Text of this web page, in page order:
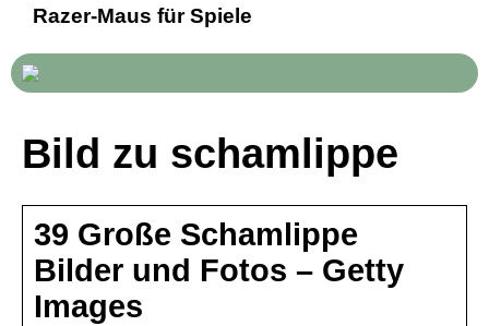
Razer-Maus für Spiele
Bild zu schamlippe
39 Große Schamlippe
Bilder und Fotos – Getty
Images